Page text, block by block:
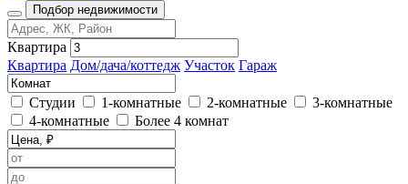
Подбор недвижимости
Квартира
Квартира Дом/дача/коттедж Участок Гараж
Студии 1-комнатные 2-комнатные
3-комнатные
4-комнатные
Более 4 комнат